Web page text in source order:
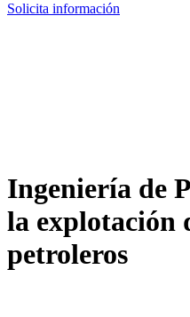
Solicita información
Ingeniería de
la explotación
petroleros